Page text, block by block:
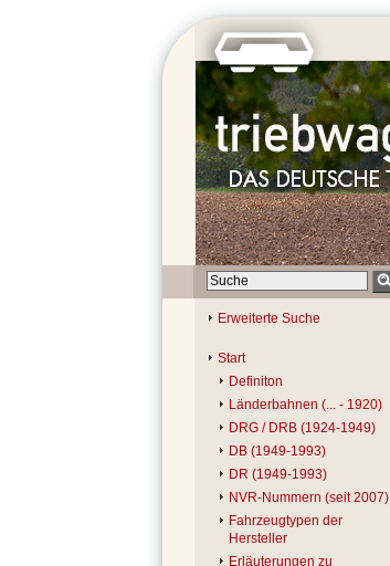
Erweiterte Suche
Start
Definiton
Länderbahnen (... - 1920)
DRG / DRB (1924-1949)
DB (1949-1993)
DR (1949-1993)
NVR-Nummern (seit 2007)
Fahrzeugtypen der
Hersteller
Erläuterungen zu